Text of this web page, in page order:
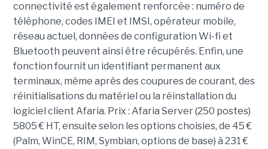
connectivité est également renforcée : numéro de
téléphone, codes IMEI et IMSI, opérateur mobile,
réseau actuel, données de configuration Wi-fi et
Bluetooth peuvent ainsi être récupérés. Enfin, une
fonction fournit un identifiant permanent aux
terminaux, même après des coupures de courant, des
réinitialisations du matériel ou la réinstallation du
logiciel client Afaria. Prix : Afaria Server (250 postes)
5805 € HT, ensuite selon les options choisies, de 45 €
(Palm, WinCE, RIM, Symbian, options de base) à 231 €